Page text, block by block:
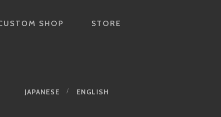
SHOP STORE
JAPANESE ENGLISH